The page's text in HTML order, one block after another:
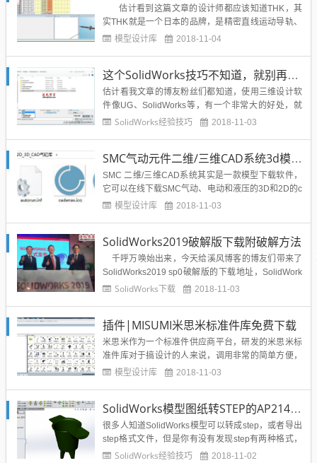
总说的：以前自己打工，...
估计看到这篇文章的设计师都应该知道THK，其
实THK就是一个日本的品牌，是精密直线运动导轨、
滚珠花键、滚珠螺杆、交叉滚子轴环、引动器等产品
产品，不合适我们...
模型设计库 2018-11-04
这个SolidWorks技巧不知道，就别再抱怨SolidWorks卡顿了
估计看我文章的博友粉丝们都知道，使用三维设计软
件像UG、SolidWorks等，有一个非常大的好处，就
是直观，我们可以直观的看出产品的外观、结构、工
后，会变的非常卡，虽然说，三维展示给客户是一个
很好的选择，...
SolidWorks经验技巧 2018-11-03
SMC气动元件二维/三维CAD系统3d模型下载-免安装
SMC 二维/三维CAD系统其实是一款模型下载软件，
它可以在线下载SMC气动、电动和液压的3D和2D的c
ad模型，下载下来的模型可以导入到绘图软件里进行
SMC 二维/三维CAD系统下载地址：文章底部SMC
二...
模型设计库 2018-11-03
SolidWorks2019破解版下载附破解方法
千呼万唤始出来，今天给溪风博客的博友们带来了
SolidWorks2019 sp0破解版的下载地址，SolidWork
s 2019 SP0最新正式版目前已经正式发布了，是一款
降低...
SolidWorks下载 2018-11-03
插件|MISUMI米思米标准件库免费下载
米思米作为一个标准件供应商平台，研发的米思米标
准件库对于搞设计的人来说，调用非常的简单方便，
被很多的工程师、设计师所接受和使用。MISUMI米
准；可直接生成3D模型，所有三维软件都可以打
开。...
模型设计库 2018-11-03
SolidWorks模型图纸转STEP的AP214和AP203有什么区别？一文全搞懂
很多人知道SolidWorks模型可以转成step，或者导出
step格式文件，但是你有没有发现step有两种格式，
一个是step-AP214和AP203,那么这两者有什么细微
SolidWorks经验技巧 2018-11-02